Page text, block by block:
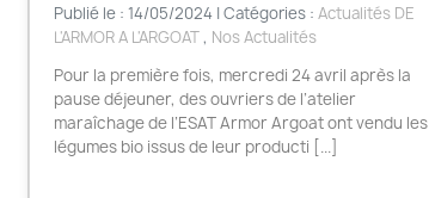
Publié le : 14/05/2024 | Catégories :Actualités DE
L'ARMOR A L'ARGOAT, Nos Actualités
Pour la première fois, mercredi 24 avril après la
pause déjeuner, des ouvriers de l’atelier
maraîchage de l’ESAT Armor Argoat ont vendu les
légumes bio issus de leur producti [...]